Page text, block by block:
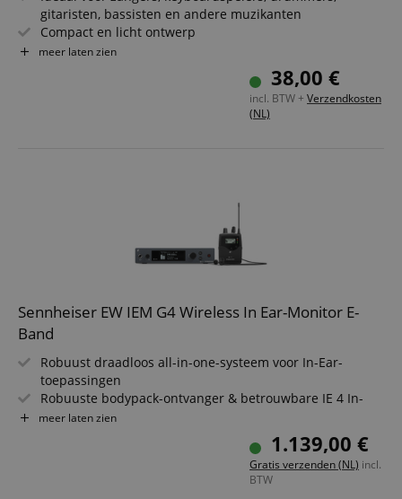
gitaristen, bassisten en andere muzikanten
Compact en licht ontwerp
Handig, van buitenaf toegankelijk batterijvak met
Stevige belt clip voor bevestiging aan riem of broekband
Stereo/Mono Source-schakelaar, gemakkelijk bereikbaar
meer laten zien
38,00 €
incl. BTW + Verzendkosten
(NL)
Sennheiser EW IEM G4 Wireless In Ear-Monitor E-
Band
Robuust draadloos all-in-one-systeem voor In-Ear-
toepassingen
Robuuste bodypack-ontvanger & betrouwbare IE 4 In-
Ear-oortelefoons
Stereo-zender van een halve rackbreedte
Lichte en flexibele draadloze synchronisatie tussen
meer laten zien
1.139,00 €
Gratis verzenden (NL) incl.
BTW